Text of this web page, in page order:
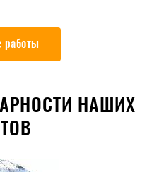
работы
НАШИХ